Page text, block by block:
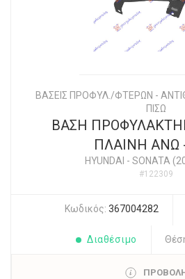
ΒΑΣΕΙΣ ΠΡΟΦΥΛ./ΦΤΕΡΩΝ -
ΠΙΣΩ
ΒΑΣΗ
ΠΛΑΙΝΗ ΑΝΩ
HYUNDAI - SONATA
#122309
Κωδικός: 367004282
Διαθέσιμο